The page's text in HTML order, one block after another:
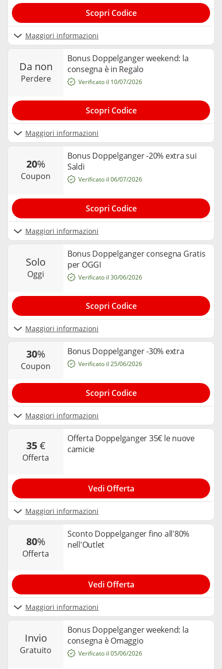
Maggiori informazioni
Scopri Codice
da non
perdere
Bonus Doppelganger weekend: la
consegna è in Regalo
Maggiori informazioni
Verificato il 10/07/2026
Scopri Codice
20%
coupon
Bonus Doppelganger -20% extra sui
Saldi
Maggiori informazioni
Verificato il 06/07/2026
Scopri Codice
solo
oggi
Bonus Doppelganger consegna Gratis
per OGGI
Maggiori informazioni
Verificato il 30/06/2026
Scopri Codice
30%
coupon
Bonus Doppelganger -30% extra
Maggiori informazioni
Verificato il 25/06/2026
Scopri Codice
35€
offerta
Offerta Doppelganger 35€ le nuove
camicie
Maggiori informazioni
Vedi Offerta
80%
offerta
Sconto Doppelganger fino all'80%
nell'Outlet
Maggiori informazioni
Vedi Offerta
invio
gratuito
Bonus Doppelganger weekend: la
consegna è Omaggio
Verificato il 05/06/2026